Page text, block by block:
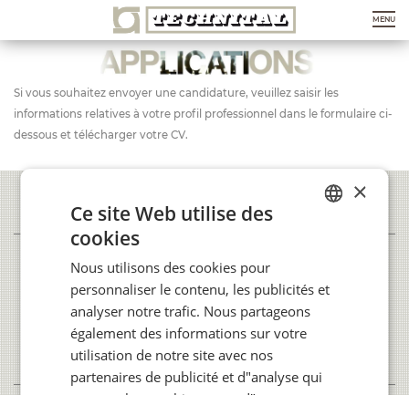
MENU
Si vous souhaitez envoyer une candidature, veuillez saisir les
informations relatives à votre profil professionnel dans le formulaire ci-
dessous et télécharger votre CV.
CONTACTS
37121 Verona (VR), Italie
fax. +39 045 8011558
TVA 05139031008
technital@technital.it
TRAVAILLER AVEC NOUS
×
Ce site Web utilise des
cookies
Nous utilisons des cookies pour
personnaliser le contenu, les publicités et
analyser notre trafic. Nous partageons
également des informations sur votre
utilisation de notre site avec nos
partenaires de publicité et d"analyse qui